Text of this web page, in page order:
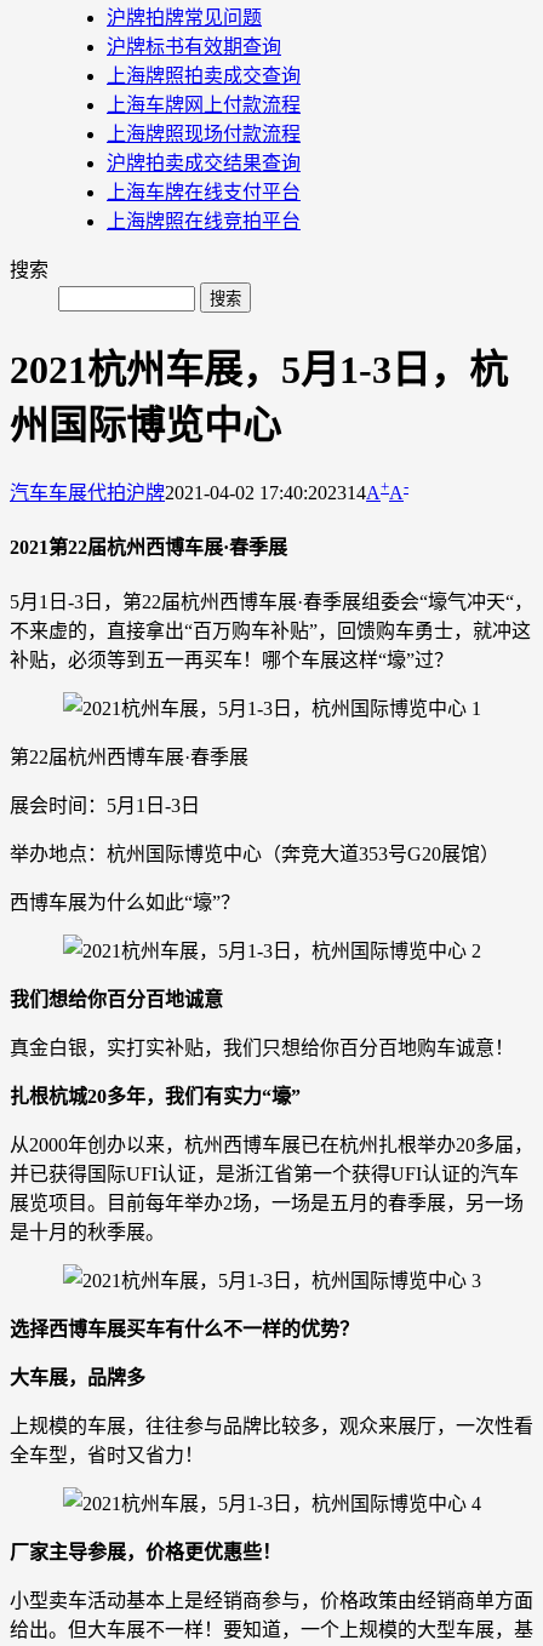
沪牌拍牌常见问题
沪牌标书有效期查询
上海牌照拍卖成交查询
上海车牌网上付款流程
上海牌照现场付款流程
沪牌拍卖成交结果查询
上海车牌在线支付平台
上海牌照在线竞拍平台
搜索
2021杭州车展，5月1-3日，杭
州国际博览中心
汽车车展代拍沪牌2021-04-02 17:40:202314A+A-
2021第22届杭州西博车展·春季展
5月1日-3日，第22届杭州西博车展·春季展组委会“壕气冲天“，
不来虚的，直接拿出“百万购车补贴”，回馈购车勇士，就冲这
补贴，必须等到五一再买车！哪个车展这样“壕”过？
第22届杭州西博车展·春季展
展会时间：5月1日-3日
举办地点：杭州国际博览中心（奔竞大道353号G20展馆）
西博车展为什么如此“壕”？
我们想给你百分百地诚意
真金白银，实打实补贴，我们只想给你百分百地购车诚意！
扎根杭城20多年，我们有实力“壕”
从2000年创办以来，杭州西博车展已在杭州扎根举办20多届，
并已获得国际UFI认证，是浙江省第一个获得UFI认证的汽车
展览项目。目前每年举办2场，一场是五月的春季展，另一场
是十月的秋季展。
选择西博车展买车有什么不一样的优势？
大车展，品牌多
上规模的车展，往往参与品牌比较多，观众来展厅，一次性看
全车型，省时又省力！
厂家主导参展，价格更优惠些！
小型卖车活动基本上是经销商参与，价格政策由经销商单方面
给出。但大车展不一样！要知道，一个上规模的大型车展，基